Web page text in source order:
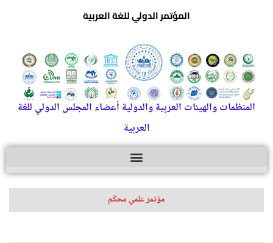
المؤتمر الدولي للغة العربية
المنظمات والهيئات العربية والدولية أعضاء المجلس الدولي للغة
العربية
مؤتمر علمي محكّم